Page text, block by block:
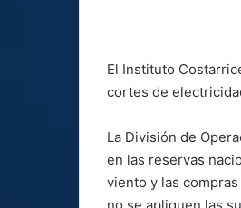
El Instituto
cortes de
La División de
en las reservas
viento y las